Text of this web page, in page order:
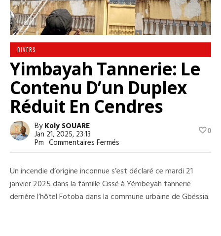
DIVERS
Yimbayah Tannerie: Le
Contenu D’un Duplex
Réduit En Cendres
ByKoly SOUARE
Jan 21, 2025, 23:13
Pm Commentaires Fermés
Yimbayah
Le
Contenu
D’un
Duplex
Réduit
0
Un incendie d’origine inconnue s’est déclaré ce mardi 21
janvier 2025 dans la famille Cissé à Yémbeyah tannerie
derrière l’hôtel Fotoba dans la commune urbaine de Gbéssia.